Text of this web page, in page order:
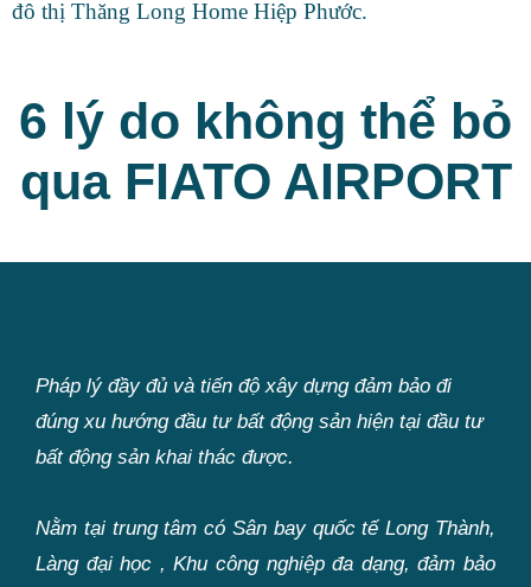
đô thị Thăng Long Home Hiệp Phước.
6 lý do không thể bỏ
qua FIATO AIRPORT
Pháp lý đầy đủ và tiến độ xây dựng đảm bảo đi
đúng xu hướng đầu tư bất động sản hiện tại đầu tư
bất động sản khai thác được.
Nằm tại trung tâm có Sân bay quốc tế Long Thành,
Làng đại học , Khu công nghiệp đa dạng, đảm bảo